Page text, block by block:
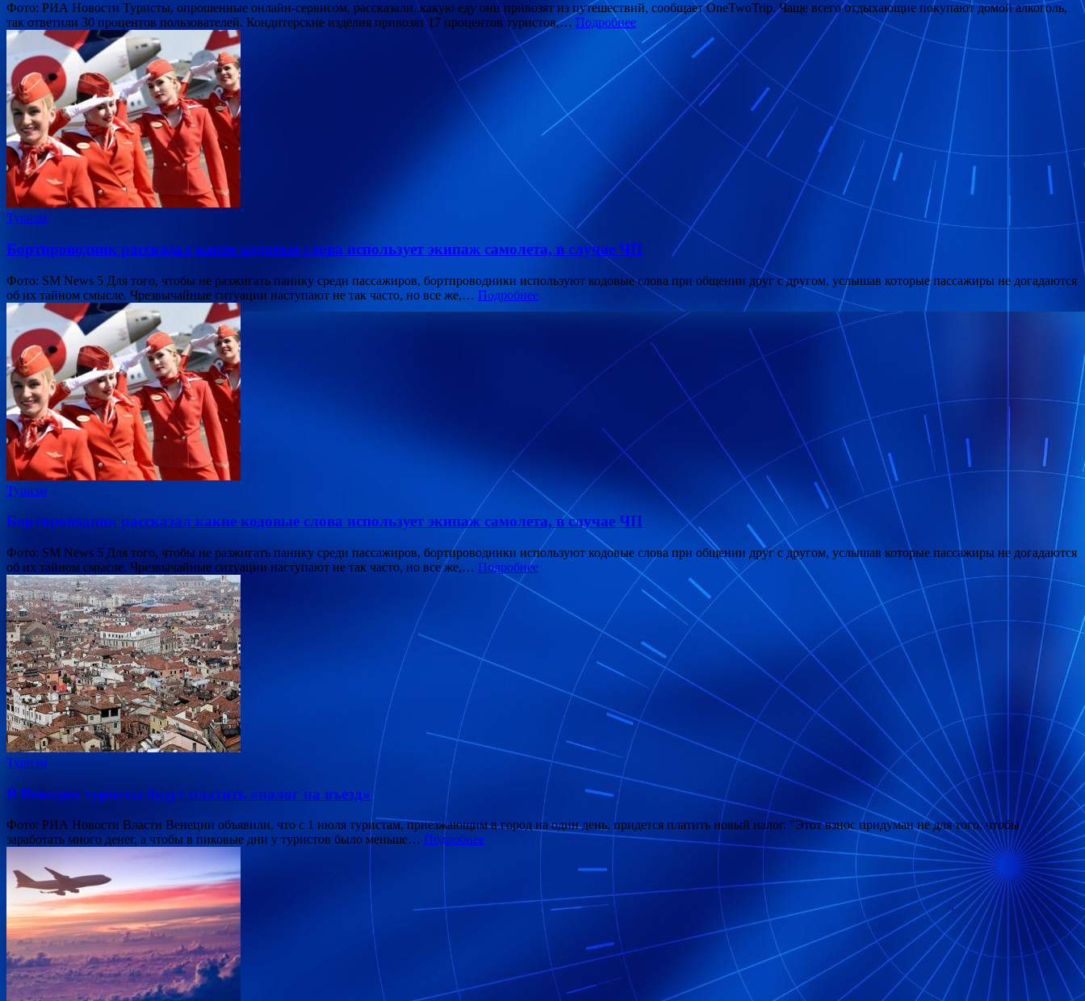
Фото: РИА Новости Туристы, опрошенные онлайн-сервисом, рассказали, какую еду они привозят из путешествий, сообщает OneTwoTrip. Чаще всего отдыхающие покупают домой алкоголь,
так ответили 30 процентов пользователей. Кондитерские изделия привозят 17 процентов туристов,… Подробнее
Туризм
Бортпроводник рассказал какие кодовые слова использует экипаж самолета, в случае ЧП
Фото: SM News 5 Для того, чтобы не разжигать панику среди пассажиров, бортпроводники используют кодовые слова при общении друг с другом, услышав которые пассажиры не догадаются
об их тайном смысле. Чрезвычайные ситуации наступают не так часто, но все же,… Подробнее
Туризм
Бортпроводник рассказал какие кодовые слова использует экипаж самолета, в случае ЧП
Фото: SM News 5 Для того, чтобы не разжигать панику среди пассажиров, бортпроводники используют кодовые слова при общении друг с другом, услышав которые пассажиры не догадаются
об их тайном смысле. Чрезвычайные ситуации наступают не так часто, но все же,… Подробнее
Туризм
В Венеции туристы будут платить «налог на въезд»
Фото: РИА Новости Власти Венеции объявили, что с 1 июля туристам, приезжающим в город на один день, придется платить новый налог. "Этот взнос придуман не для того, чтобы
заработать много денег, а чтобы в пиковые дни у туристов было меньше… Подробнее